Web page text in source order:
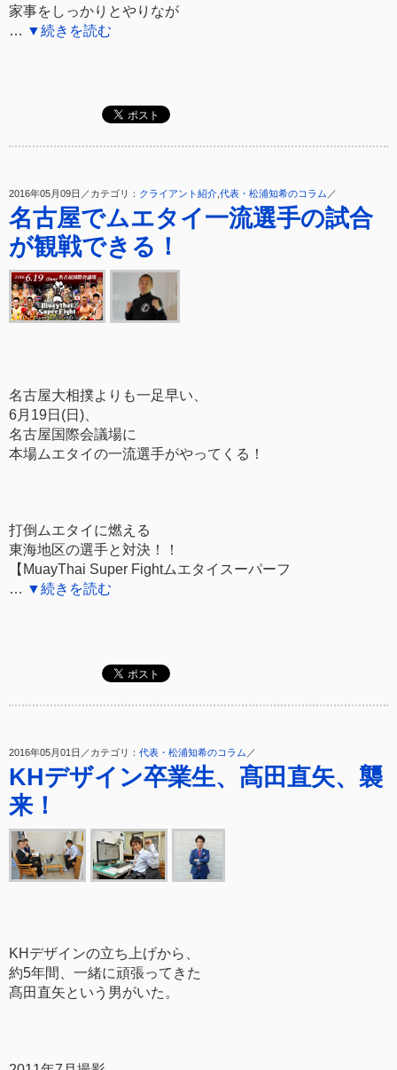
家事をしっかりとやりなが
▼続きを読む
2016年05月09日／カテゴリ： クライアント紹介 代表・松浦知希のコラム ／
名古屋でムエタイ一流選手の試合
が観戦できる！
名古屋大相撲よりも一足早い、
6月19日(日)、
名古屋国際会議場に
本場ムエタイの一流選手がやってくる！
打倒ムエタイに燃える
東海地区の選手と対決！！
【MuayThai Super Fightムエタイスーパーフ
… ▼続きを読む
2016年05月01日／カテゴリ： 代表・松浦知希のコラム ／
KHデザイン卒業生、髙田直矢、襲
来！
KHデザインの立ち上げから、
約5年間、一緒に頑張ってきた
髙田直矢という男がいた。